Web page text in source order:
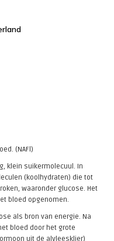
(NAFl)
klein suikermolecuul. In
(koolhydraten) die tot
waaronder glucose. Het
bloed opgenomen.
als bron van energie. Na
bloed door het grote
uit de alvleesklier)